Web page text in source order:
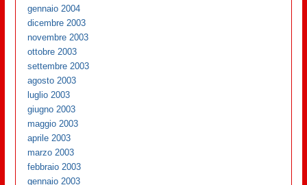
gennaio 2004
dicembre 2003
novembre 2003
ottobre 2003
settembre 2003
agosto 2003
luglio 2003
giugno 2003
maggio 2003
aprile 2003
marzo 2003
febbraio 2003
gennaio 2003